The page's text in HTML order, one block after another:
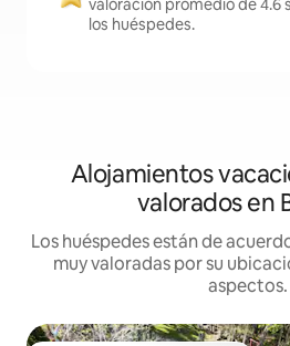
valoración promedio de 4.6
los huéspedes.
Alojamientos
valorados en
Los huéspedes están de
muy valoradas por su
aspectos.